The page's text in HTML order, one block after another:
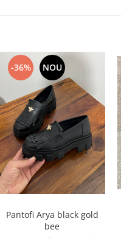
-36% NOU
Pantofi Arya black gold
bee